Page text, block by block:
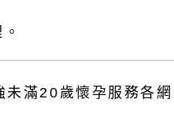
未滿20歲懷孕服務各